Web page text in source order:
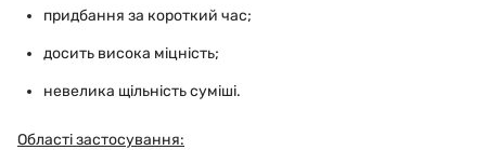
придбання за короткий час;
досить висока міцність;
невелика щільність суміші.
Області застосування: